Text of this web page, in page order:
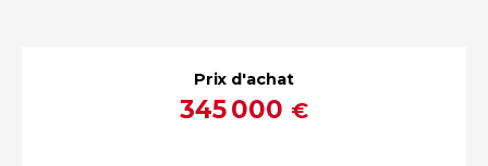
Prix d'achat
345 000 €